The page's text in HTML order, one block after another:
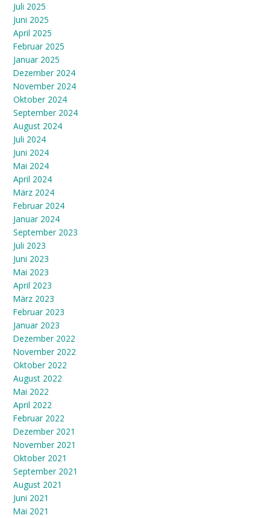
Juli 2025
Juni 2025
April 2025
Februar 2025
Januar 2025
Dezember 2024
November 2024
Oktober 2024
September 2024
August 2024
Juli 2024
Juni 2024
Mai 2024
April 2024
März 2024
Februar 2024
Januar 2024
September 2023
Juli 2023
Juni 2023
Mai 2023
April 2023
März 2023
Februar 2023
Januar 2023
Dezember 2022
November 2022
Oktober 2022
August 2022
Mai 2022
April 2022
Februar 2022
Dezember 2021
November 2021
Oktober 2021
September 2021
August 2021
Juni 2021
Mai 2021